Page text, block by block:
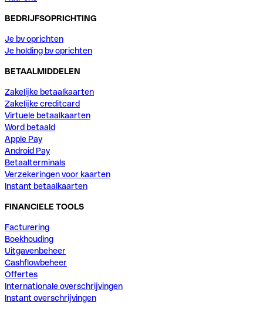
BEDRIJFSOPRICHTING
Je bv oprichten
Je holding bv oprichten
BETAALMIDDELEN
Zakelijke betaalkaarten
Zakelijke creditcard
Virtuele betaalkaarten
Word betaald
Apple Pay
Android Pay
Betaalterminals
Verzekeringen voor kaarten
Instant betaalkaarten
FINANCIELE TOOLS
Facturering
Boekhouding
Uitgavenbeheer
Cashflowbeheer
Offertes
Internationale overschrijvingen
Instant overschrijvingen